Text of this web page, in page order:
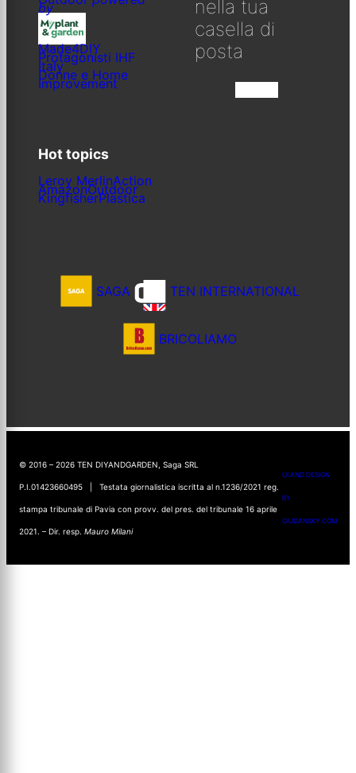
by
Made4DIY
Protagonisti IHF
Italy
Donne e Home
Improvement
Hot topics
Leroy MerlinAction
AmazonOutdoor
KingfisherPlastica
nella tua
casella di
posta
SAGA TEN INTERNATIONAL
BRICOLIAMO
© 2016 – 2026 TEN DIYANDGARDEN, Saga SRL
P.I.01423660495 | Testata giornalistica iscritta al n.1236/2021 reg.
stampa tribunale di Pavia con provv. del pres. del tribunale 16 aprile
2021. – Dir. resp. Mauro Milani
UI AND DESIGN
BY
GIUDANSKY.COM